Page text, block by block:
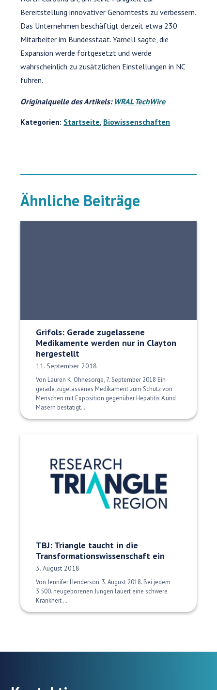
Bereitstellung innovativer Genomtests zu verbessern.
Das Unternehmen beschäftigt derzeit etwa 230
Mitarbeiter im Bundesstaat. Yarnell sagte, die
Expansion werde fortgesetzt und werde
wahrscheinlich zu zusätzlichen Einstellungen in NC
führen.
Originalquelle des Artikels: WRAL TechWire
Kategorien: Startseite Biowissenschaften
Ähnliche Beiträge
Grifols: Gerade zugelassene
Medikamente werden nur in Clayton
hergestellt
Veröffentlichungsdatum:
11. September 2018
Von Lauren K. Ohnesorge, 7. September 2018 Ein
gerade zugelassenes Medikament zum Schutz von
Menschen mit Exposition gegenüber Hepatitis A und
Masern bestätigt…
TBJ: Triangle taucht in die
Transformationswissenschaft ein
Veröffentlichungsdatum:
3. August 2018
Von Jennifer Henderson, 3. August 2018. Bei jedem
3.500. neugeborenen Jungen lauert eine schwere
Krankheit …